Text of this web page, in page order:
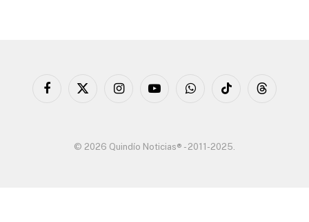
Facebook
X
InstagramYouTubeWhatsAppTikTok Threads
© 2026 Quindío Noticias® - 2011-2025.